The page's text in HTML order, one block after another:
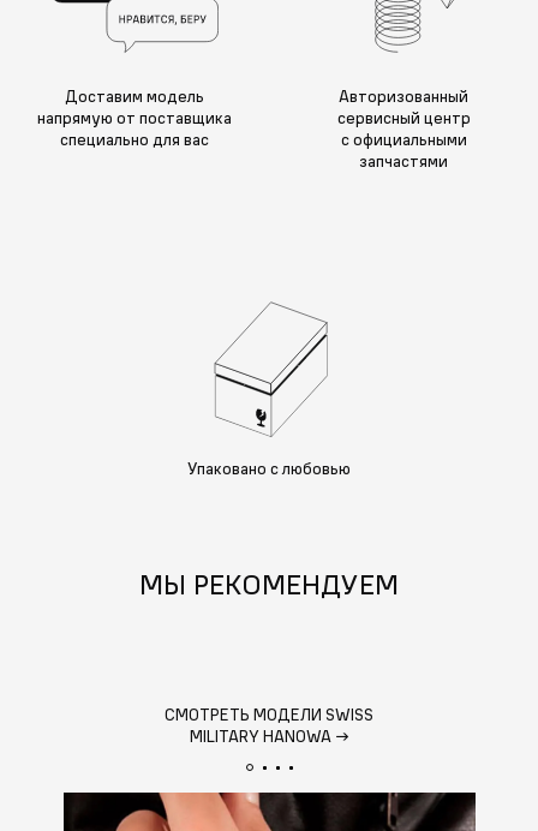
Доставим модель
напрямую от поставщика
специально для вас
Авторизованный
сервисный центр
с официальными
запчастями
Упаковано с любовью
МЫ РЕКОМЕНДУЕМ
СМОТРЕТЬ МОДЕЛИ SWISS
MILITARY HANOWA →